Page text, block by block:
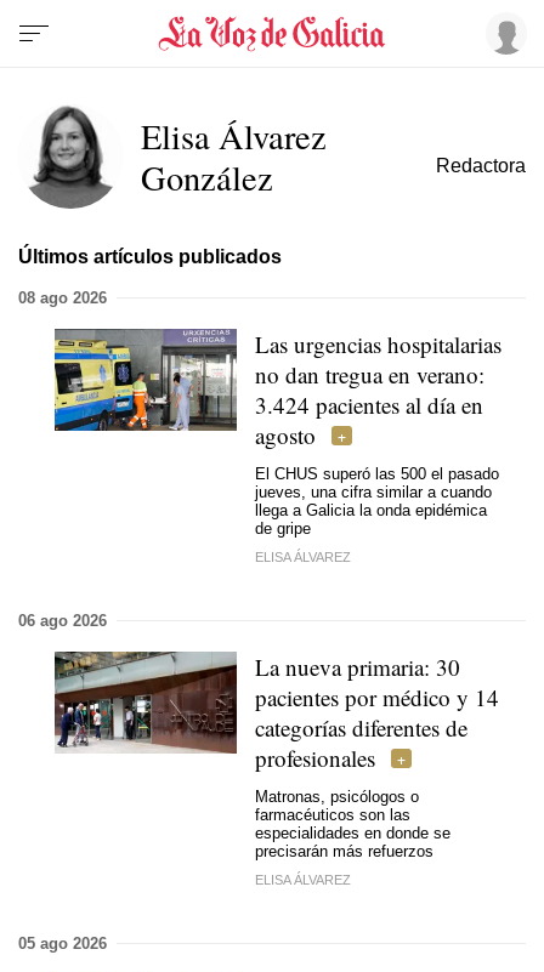
Elisa Álvarez
González
Redactora
Últimos artículos publicados
08 ago 2026
Las urgencias hospitalarias
no dan tregua en verano:
3.424 pacientes al día en
agosto
El CHUS superó las 500 el pasado
jueves, una cifra similar a cuando
llega a Galicia la onda epidémica
de gripe
ELISA ÁLVAREZ
06 ago 2026
La nueva primaria: 30
pacientes por médico y 14
categorías diferentes de
profesionales
Matronas, psicólogos o
farmacéuticos son las
especialidades en donde se
precisarán más refuerzos
ELISA ÁLVAREZ
05 ago 2026